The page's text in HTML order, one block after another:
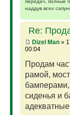
наддув всех
Re:
Dizel Man»
00:04
Продам
рамой,
сиденья и